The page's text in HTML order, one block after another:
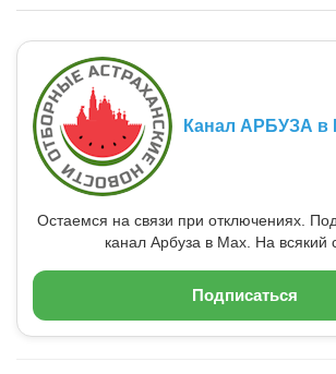
Канал АРБУЗА в
Остаемся на связи при отключениях.
канал Арбуза в Max. На всякий
Подписаться